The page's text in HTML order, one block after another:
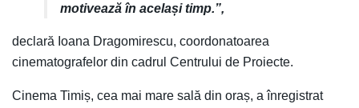
motivează în același timp.”,
declară Ioana Dragomirescu, coordonatoarea
cinematografelor din cadrul Centrului de Proiecte.
Cinema Timiș, cea mai mare sală din oraș, a înregistrat